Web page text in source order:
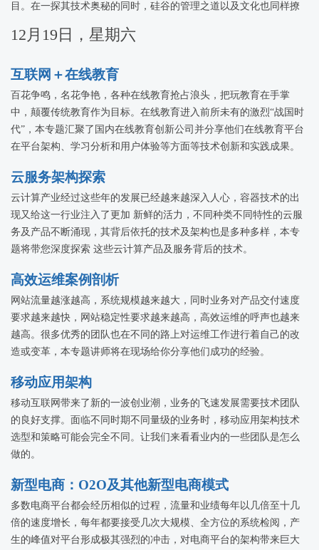
目。在一探其技术奥秘的同时，硅谷的管理之道以及文化也同样撩
探求之路以及对硅谷文化的深层次认识揭示硅谷之谜。
12月19日，星期六
互联网＋在线教育
百花争鸣，名花争艳，各种在线教育抢占浪头，把玩教育在手掌
中，颠覆传统教育作为目标。在线教育进入前所未有的激烈“战国时
代”，本专题汇聚了国内在线教育创新公司并分享他们在线教育平台
在平台架构、学习分析和用户体验等方面等技术创新和实践成果。
云服务架构探索
云计算产业经过这些年的发展已经越来越深入人心，容器技术的出
现又给这一行业注入了更加 新鲜的活力，不同种类不同特性的云服
务及产品不断涌现，其背后依托的技术及架构也是多种多样，本专
题将带您深度探索 这些云计算产品及服务背后的技术。
高效运维案例剖析
网站流量越涨越高，系统规模越来越大，同时业务对产品交付速度
要求越来越快，网站稳定性要求越来越高，高效运维的呼声也越来
越高。很多优秀的团队也在不同的路上对运维工作进行着自己的改
造或变革，本专题讲师将在现场给你分享他们成功的经验。
移动应用架构
移动互联网带来了新的一波创业潮，业务的飞速发展需要技术团队
的良好支撑。面临不同时期不同量级的业务时，移动应用架构技术
选型和策略可能会完全不同。让我们来看看业内的一些团队是怎么
做的。
新型电商：O2O及其他新型电商模式
多数电商平台都会经历相似的过程，流量和业绩每年以几倍至十几
倍的速度增长，每年都要接受几次大规模、全方位的系统检阅，产
生的峰值对平台形成极其强烈的冲击，对电商平台的架构带来巨大